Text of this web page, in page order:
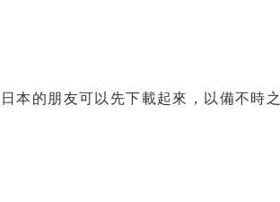
本的朋友可以先下載起來，以備不時之